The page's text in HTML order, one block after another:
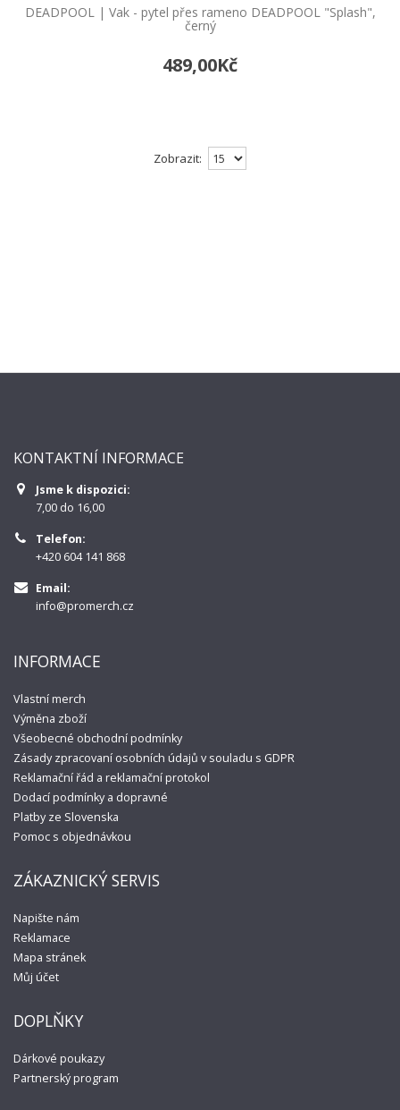
DEADPOOL | Vak - pytel přes rameno DEADPOOL "Splash",
černý
489,00Kč
Zobrazit:
KONTAKTNÍ INFORMACE
Jsme k dispozici:
7,00 do 16,00
Telefon:
+420 604 141 868
Email:
info@promerch.cz
INFORMACE
Vlastní merch
Výměna zboží
Všeobecné obchodní podmínky
Zásady zpracovaní osobních údajů v souladu s GDPR
Reklamační řád a reklamační protokol
Dodací podmínky a dopravné
Platby ze Slovenska
Pomoc s objednávkou
ZÁKAZNICKÝ SERVIS
Napište nám
Reklamace
Mapa stránek
Můj účet
DOPLŇKY
Dárkové poukazy
Partnerský program